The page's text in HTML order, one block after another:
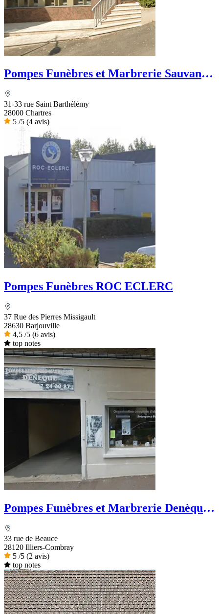
Pompes Funèbres et Marbrerie Sauvanon
31-33 rue Saint Barthélémy
28000 Chartres
5 /5 (4 avis)
Pompes Funèbres ROC ECLERC
37 Rue des Pierres Missigault
28630 Barjouville
4,5 /5 (6 avis)
top notes
Pompes Funèbres et Marbrerie Denèque -
33 rue de Beauce
28120 Illiers-Combray
5 /5 (2 avis)
top notes